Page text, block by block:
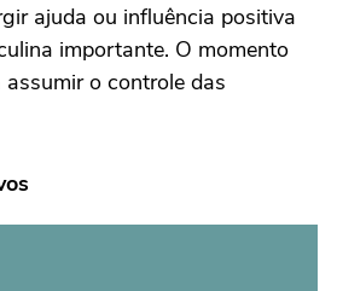
ajuda ou influência positiva
importante. O momento
assumir o controle das